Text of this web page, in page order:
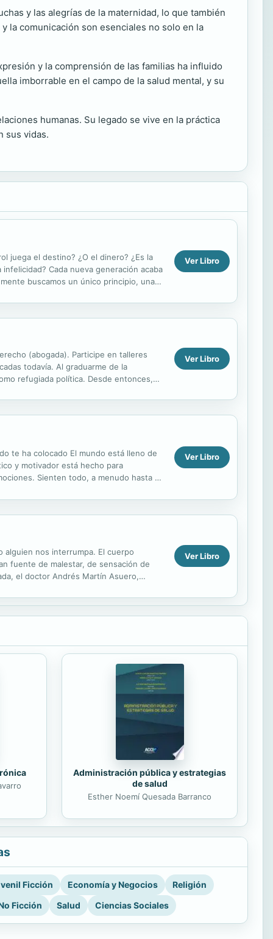
y las alegrías de la maternidad, lo que también
la comunicación son esenciales no solo en la
y la comprensión de las familias ha influido
imborrable en el campo de la salud mental, y su
humanas. Su legado se vive en la práctica
sus vidas.
juega el destino? ¿O el dinero? ¿Es la
Cada nueva generación acaba
buscamos un único principio, una
Ver Libro
(abogada). Participe en talleres
todavía. Al graduarme de la
refugiada política. Desde entonces,
Ver Libro
te ha colocado El mundo está lleno de
y motivador está hecho para
Sienten todo, a menudo hasta el
Ver Libro
alguien nos interrumpa. El cuerpo
fuente de malestar, de sensación de
el doctor Andrés Martín Asuero,
Ver Libro
Administración pública y estrategias
de salud
Esther Noemí Quesada Barranco
Ficción Economía y Negocios
Religión
Ficción
Salud Ciencias Sociales